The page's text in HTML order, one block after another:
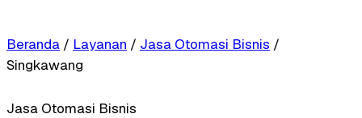
Beranda / Layanan / Jasa Otomasi Bisnis /
Singkawang
Jasa Otomasi Bisnis